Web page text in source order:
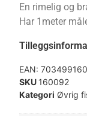
En rimelig og
Har 1meter
EAN:
SKU 160092
Kategori Øvrig